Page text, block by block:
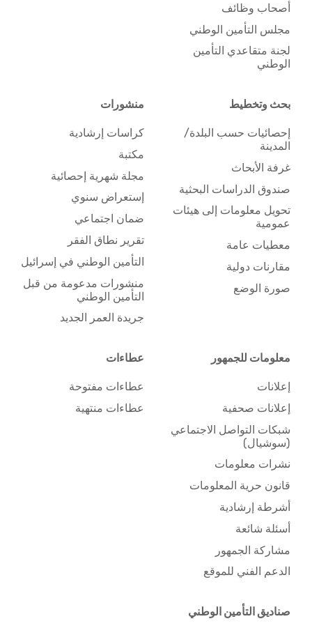
أصحاب وظائف
مجلس التأمين الوطني
لجنة متقاعدي التأمين
الوطني
بحث وتخطيط
إحصائيات حسب البلدة/
المدينة
غرفة الأبحاث
صندوق الدراسات البحثية
تحويل معلومات إلى هيئات
عمومية
معطيات عامة
مقارنات دولية
صورة الوضع
منشورات
كراسات إرشادية
مكتبة
مجلة شهرية إحصائية
إستعراض سنوي
ضمان اجتماعي
تقرير نطاق الفقر
التأمين الوطني في إسرائيل
منشورات مدعومة من قبل
التأمين الوطني
جريدة العمر الجديد
معلومات للجمهور
إعلانات
إعلانات صحفية
شبكات التواصل الاجتماعي
(سوشيال)
نشرات معلومات
قانون حرية المعلومات
أشرطة إرشادية
أسئلة شائعة
مشاركة الجمهور
الدعم الفني للموقع
عطاءات
عطاءات مفتوحة
عطاءات منتهية
صناديق التأمين الوطني